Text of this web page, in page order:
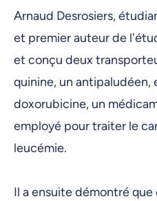
Arnaud Desrosiers,
et premier auteur de
et conçu deux
quinine, un antipaludéen,
doxorubicine, un
employé pour traiter le
leucémie.
Il a ensuite démontré